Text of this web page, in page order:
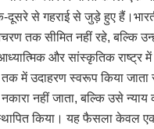
दूसरे से गहराई से जुड़े हुए
तक सीमित नहीं रहे, बल्कि
और सांस्कृतिक राष्ट्र
में उदाहरण स्वरूप किया जाता
नहीं जाता, बल्कि उसे न्याय
स्थापित किया। यह फैसला